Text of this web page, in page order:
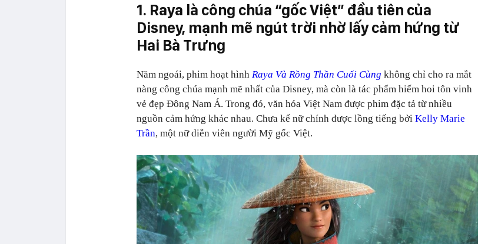
1. Raya là công chúa “gốc Việt” đầu tiên của
Disney, mạnh mẽ ngút trời nhờ lấy cảm hứng từ
Hai Bà Trưng
Năm ngoái, phim hoạt hình Raya Và Rồng Thần Cuối Cùng không chỉ cho ra mắt
nàng công chúa mạnh mẽ nhất của Disney, mà còn là tác phẩm hiếm hoi tôn vinh
vẻ đẹp Đông Nam Á. Trong đó, văn hóa Việt Nam được phim đặc tả từ nhiều
nguồn cảm hứng khác nhau. Chưa kể nữ chính được lồng tiếng bởi Kelly Marie
Trần, một nữ diễn viên người Mỹ gốc Việt.